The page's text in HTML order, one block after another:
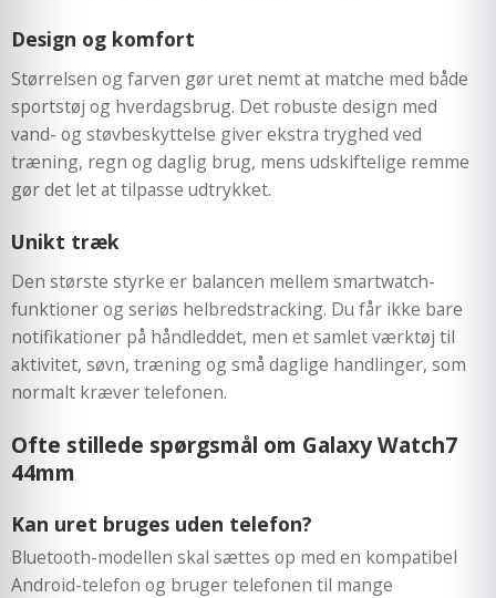
Design og komfort
Størrelsen og farven gør uret nemt at matche med både
sportstøj og hverdagsbrug. Det robuste design med
vand- og støvbeskyttelse giver ekstra tryghed ved
træning, regn og daglig brug, mens udskiftelige remme
gør det let at tilpasse udtrykket.
Unikt træk
Den største styrke er balancen mellem smartwatch-
funktioner og seriøs helbredstracking. Du får ikke bare
notifikationer på håndleddet, men et samlet værktøj til
aktivitet, søvn, træning og små daglige handlinger, som
normalt kræver telefonen.
Ofte stillede spørgsmål om Galaxy Watch7
44mm
Kan uret bruges uden telefon?
Bluetooth-modellen skal sættes op med en kompatibel
Android-telefon og bruger telefonen til mange